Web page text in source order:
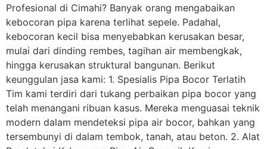
Profesional di Cimahi? Banyak orang mengabaikan
kebocoran pipa karena terlihat sepele. Padahal,
kebocoran kecil bisa menyebabkan kerusakan besar,
mulai dari dinding rembes, tagihan air membengkak,
hingga kerusakan struktural bangunan. Berikut
keunggulan jasa kami: 1. Spesialis Pipa Bocor Terlatih
Tim kami terdiri dari tukang perbaikan pipa bocor yang
telah menangani ribuan kasus. Mereka menguasai teknik
modern dalam mendeteksi pipa air bocor, bahkan yang
tersembunyi di dalam tembok, tanah, atau beton. 2. Alat